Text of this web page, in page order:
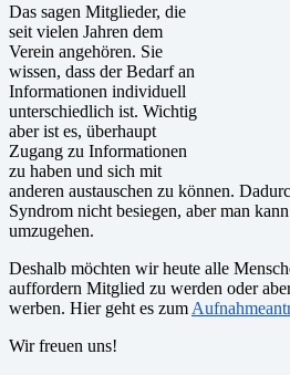
Das sagen Mitglieder, die
seit vielen Jahren dem
Verein angehören. Sie
wissen, dass der Bedarf an
Informationen individuell
unterschiedlich ist. Wichtig
aber ist es, überhaupt
Zugang zu Informationen
zu haben und sich mit
anderen austauschen zu können.
Syndrom nicht besiegen, aber man
umzugehen.
Deshalb möchten wir heute alle
auffordern Mitglied zu werden oder
werben. Hier geht es zum
Wir freuen uns!